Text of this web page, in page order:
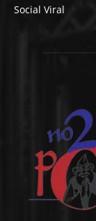
Social Viral